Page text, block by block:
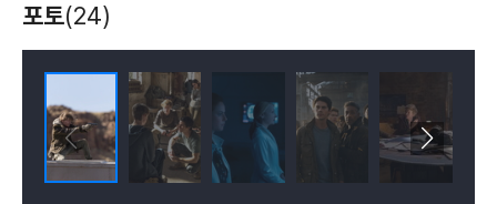
포토(24)